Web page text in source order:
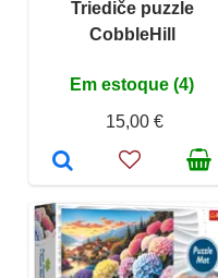
Triediče puzzle
CobbleHill
Em estoque (4)
15,00 €